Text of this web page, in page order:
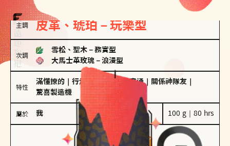
主調 皮革、琥珀－玩樂型
次調
雪松、聖木 － 務實型
大馬士革玫瑰 － 浪漫型
特性
滿懂撩的 行走的發電機｜ 計畫通｜ 關係神隊友
驚喜製造機
屬於 我 100 g｜80 hrs
玩樂型